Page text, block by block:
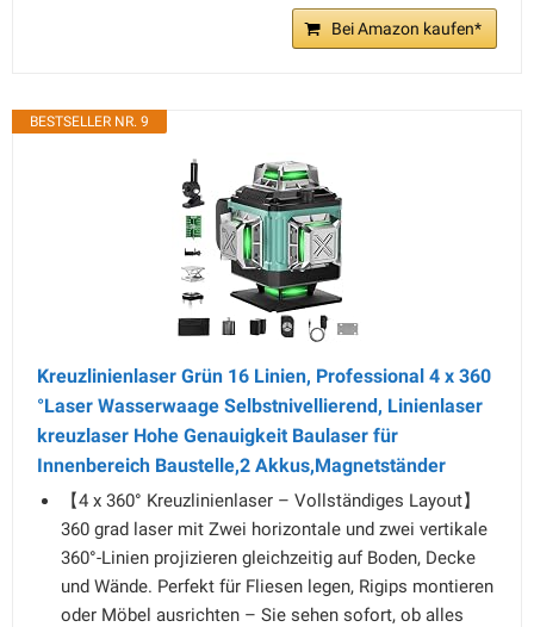
Bei Amazon kaufen*
BESTSELLER NR. 9
Kreuzlinienlaser Grün 16 Linien, Professional 4 x 360
°Laser Wasserwaage Selbstnivellierend, Linienlaser
kreuzlaser Hohe Genauigkeit Baulaser für
Innenbereich Baustelle,2 Akkus,Magnetständer
【4 x 360° Kreuzlinienlaser – Vollständiges Layout】
360 grad laser mit Zwei horizontale und zwei vertikale
360°-Linien projizieren gleichzeitig auf Boden, Decke
und Wände. Perfekt für Fliesen legen, Rigips montieren
oder Möbel ausrichten – Sie sehen sofort, ob alles